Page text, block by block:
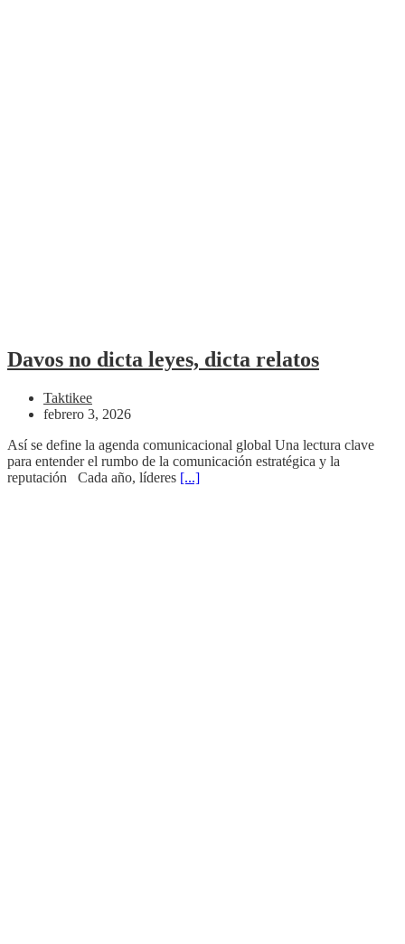
Davos no dicta leyes, dicta relatos
Taktikee
febrero 3, 2026
Así se define la agenda comunicacional global Una lectura clave
para entender el rumbo de la comunicación estratégica y la
reputación Cada año, líderes [...]